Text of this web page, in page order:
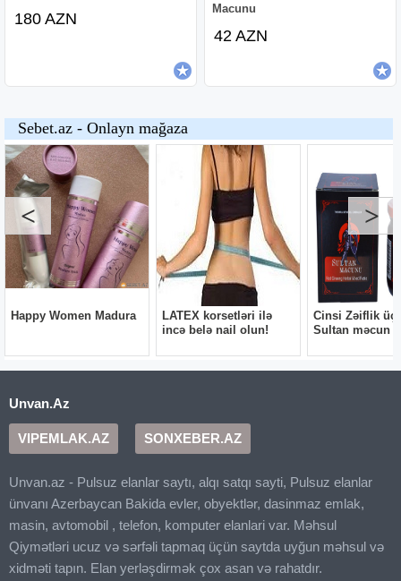
180 AZN
Macunu
42 AZN
Unvan.Az
VIPEMLAK.AZ SONXEBER.AZ
Unvan.az - Pulsuz elanlar saytı, alqı satqı sayti, Pulsuz elanlar
ünvanı Azerbaycan Bakida evler, obyektlər, dasinmaz emlak,
masin, avtomobil , telefon, komputer elanlari var. Məhsul
Qiymətləri ucuz və sərfəli tapmaq üçün saytda uyğun məhsul və
xidməti tapın. Elan yerləşdirmək çox asan və rahatdır.